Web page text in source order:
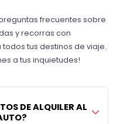
frecuentes sobre
y recorras con
tus destinos de viaje.
a tus inquietudes!
DE ALQUILER AL